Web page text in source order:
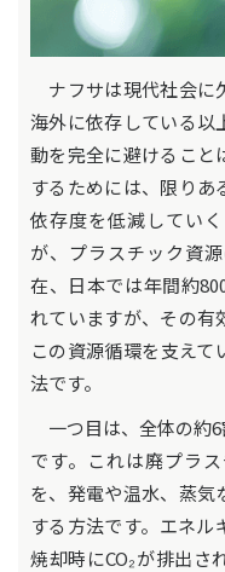
ナフサは現代社会に
海外に依存している以
動を完全に避けること
するためには、限りあ
依存度を低減してい
が、プラスチック資
在、日本では年間約
れていますが、その有
この資源循環を支え
法です。
一つ目は、全体の約6
です。これは廃プラ
を、発電や温水、蒸気
する方法です。エネル
焼却時にCO₂が排出さ